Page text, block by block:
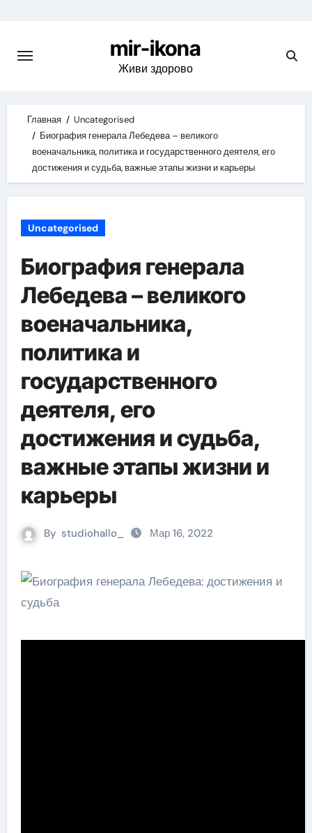
content
mir-ikona
Живи здорово
Главная
Uncategorised
Биография генерала Лебедева – великого
военачальника, политика и государственного деятеля, его
достижения и судьба, важные этапы жизни и карьеры
Uncategorised
Биография генерала
Лебедева – великого
военачальника,
политика и
государственного
деятеля, его
достижения и судьба,
важные этапы жизни и
карьеры
By studiohallo_ Мар 16, 2022